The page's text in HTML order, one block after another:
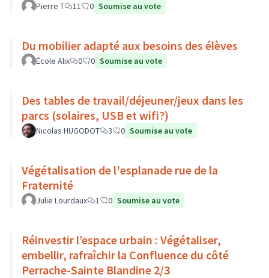
Pierre T 11 0 Soumise au vote
Du mobilier adapté aux besoins des élèves
École Alix 0 0 Soumise au vote
Des tables de travail/déjeuner/jeux dans les
parcs (solaires, USB et wifi?)
Nicolas HUGODOT 3 0 Soumise au vote
Végétalisation de l'esplanade rue de la
Fraternité
Julie Lourdaux 1 0 Soumise au vote
Réinvestir l’espace urbain : Végétaliser,
embellir, rafraîchir la Confluence du côté
Perrache-Sainte Blandine 2/3